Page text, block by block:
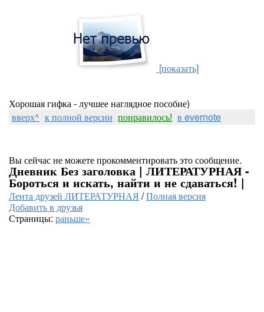
[показать]
Хорошая гифка - лучшее наглядное пособие)
вверх^ к полной версии понравилось! в evernote
Вы сейчас не можете прокомментировать это сообщение.
Дневник Без заголовка | ЛИТЕРАТУРНАЯ -
Бороться и искать, найти и не сдаваться! |
Лента друзей ЛИТЕРАТУРНАЯ /Полная версия
Добавить в друзья
Страницы: раньше»